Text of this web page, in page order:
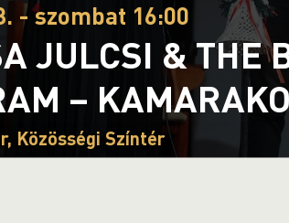
- szombat 16:00
JULCSI & THE
–
Közösségi Színtér